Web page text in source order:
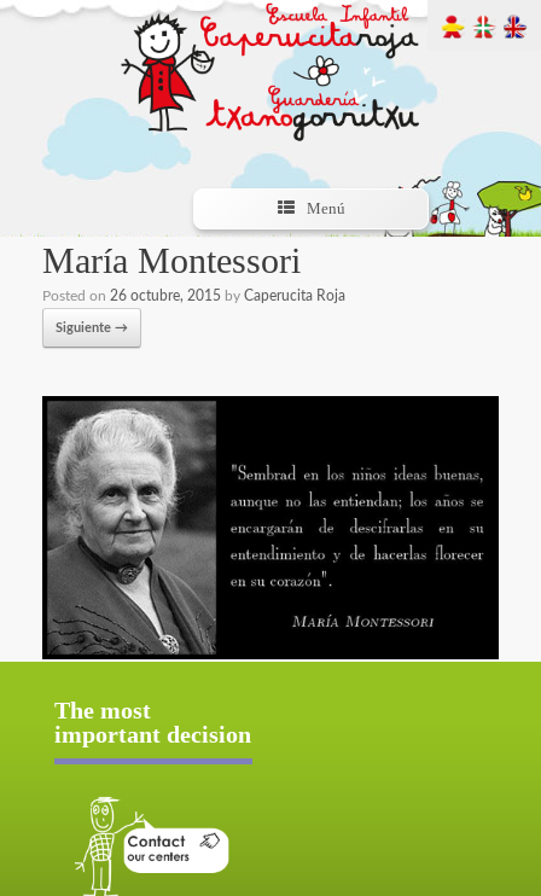
Menú
María Montessori
Posted on 26 octubre, 2015 by Caperucita Roja
Siguiente →
The most
important decision